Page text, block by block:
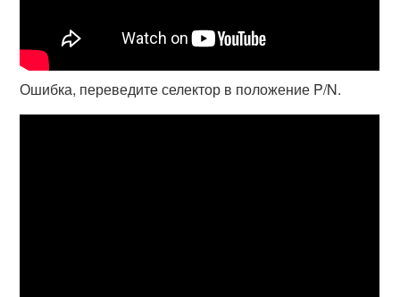
Ошибка, переведите селектор в положение P/N.